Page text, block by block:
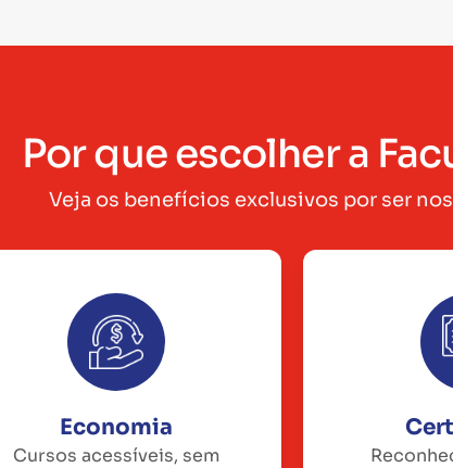
Por que escolher a
Veja os benefícios exclusivos por ser
Economia
Cursos acessíveis, sem